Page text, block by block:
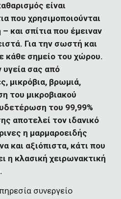
είναι
που χρησιμοποιούνται
και σπίτια που έμειναν
Για την σωστή και
κάθε σημείο του χώρου.
σας από
μικρόβια, βρωμιά,
του μικροβιακού
του 99,99%
αποτελεί τον ιδανικό
η μαρμαροειδής
και αξιόπιστα, κάτι που
η κλασική χειρωνακτική
συνεργείο